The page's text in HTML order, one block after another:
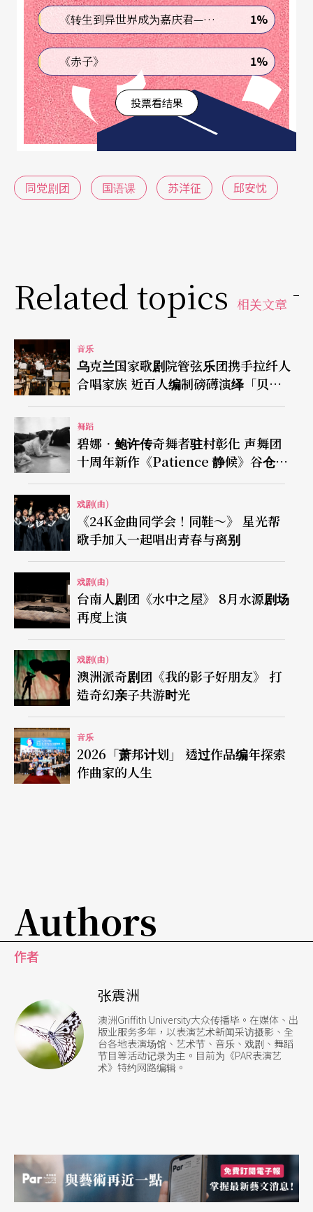
《转生到异世界成为嘉庆君—发现我的祖先是诈骗集团!?》 1%
《赤子》 1%
投票看结果
同党剧团 国语课 苏洋征 邱安忱
Related topics 相关文章
音乐
乌克兰国家歌剧院管弦乐团携手拉纤人
合唱家族 近百人编制磅礡演绎「贝
九」
舞蹈
碧娜．鲍许传奇舞者驻村彰化 声舞团
十周年新作《Patience 静候》谷仓登
场
戏剧(曲)
《24K金曲同学会！同鞋～》 星光帮
歌手加入一起唱出青春与离别
戏剧(曲)
台南人剧团《水中之屋》 8月水源剧场
再度上演
戏剧(曲)
澳洲派奇剧团《我的影子好朋友》 打
造奇幻亲子共游时光
音乐
2026「萧邦计划」 透过作品编年探索
作曲家的人生
Authors
作者
张震洲
澳洲Griffith University大众传播毕。在媒体、出
版业服务多年，以表演艺术新闻采访摄影、全
台各地表演场馆、艺术节、音乐、戏剧、舞蹈
节目等活动记录为主。目前为《PAR表演艺
术》特约网路编辑。